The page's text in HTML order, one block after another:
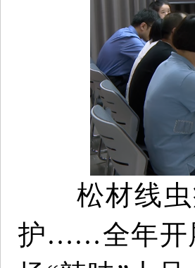
松材线虫
护……全年开